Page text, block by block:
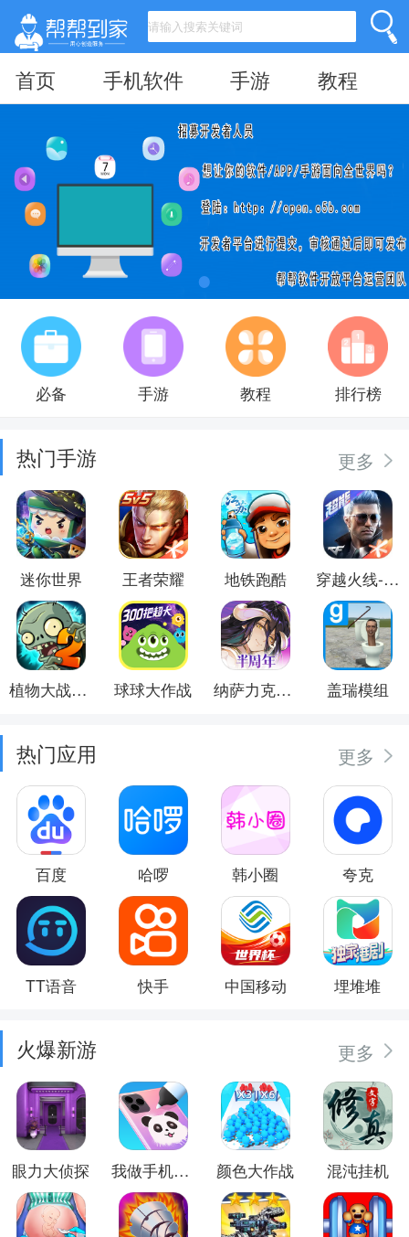
首页 手机软件 手游 教程
必备 手游 教程 排行榜
热门手游 更多
迷你世界 王者荣耀 地铁跑酷 穿越火线-枪战王者
植物大战僵尸2 球球大作战 纳萨力克之王 盖瑞模组
热门应用 更多
百度 哈啰 韩小圈 夸克
TT语音 快手 中国移动 埋堆堆
火爆新游 更多
眼力大侦探 我做手机壳特好看 颜色大作战 混沌挂机